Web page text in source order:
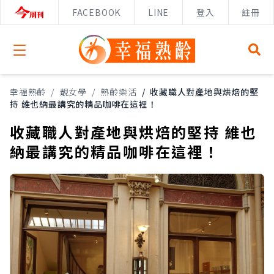
FACEBOOK LINE 登入 註冊
Open menu
幸福熟齡 / 靚女學 / 熟齡樂活 / 收藏職人對產地與烘焙的堅
持 維也納最講究的精品咖啡在這裡！
收藏職人對產地與烘焙的堅持 維也
納最講究的精品咖啡在這裡！